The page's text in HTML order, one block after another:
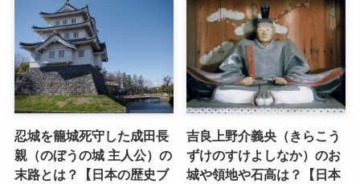
忍城を籠城死守した成田長
親（のぼうの城 主人公）の
末路とは？【日本の歴史ブ
吉良上野介義央（きらこう
ずけのすけよしなか）のお
城や領地や石高は？【日本